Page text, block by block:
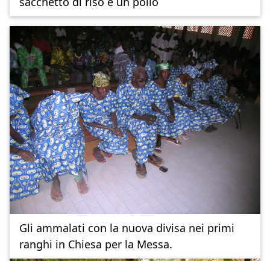
Gli ammalati con la nuova divisa nei primi
ranghi in Chiesa per la Messa.